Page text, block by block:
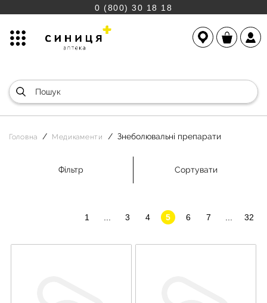
0 (800) 30 18 18
Головна Медикаменти Знеболювальні препарати
Фільтр Сортувати
1 3 4 5 6 7 32